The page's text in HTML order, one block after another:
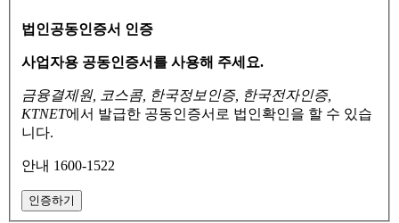
법인공동인증서 인증
사업자용 공동인증서를 사용해 주세요.
금융결제원, 코스콤, 한국정보인증, 한국전자인증,
KTNET에서 발급한 공동인증서로 법인확인을 할 수 있습
니다.
안내 1600-1522
인증하기